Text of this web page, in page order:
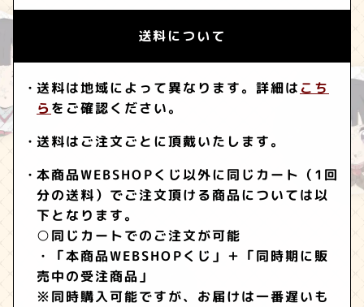
送料について
送料は地域によって異なります。詳細は こち
らをご確認ください。
送料はご注文ごとに頂戴いたします。
本商品WEBSHOPくじ以外に同じカート（1回
分の送料）でご注文頂ける商品については以
下となります。
○同じカートでのご注文が可能
・「本商品WEBSHOPくじ」＋「同時期に販
売中の受注商品」
※同時購入可能ですが、お届けは一番遅いも